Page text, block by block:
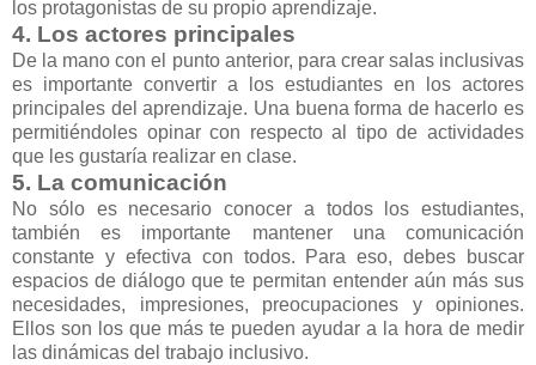
los protagonistas de su propio aprendizaje.
4. Los actores principales
De la mano con el punto anterior, para crear salas inclusivas
es importante convertir a los estudiantes en los actores
principales del aprendizaje. Una buena forma de hacerlo es
permitiéndoles opinar con respecto al tipo de actividades
que les gustaría realizar en clase.
5. La comunicación
No sólo es necesario conocer a todos los estudiantes,
también es importante mantener una comunicación
constante y efectiva con todos. Para eso, debes buscar
espacios de diálogo que te permitan entender aún más sus
necesidades, impresiones, preocupaciones y opiniones.
Ellos son los que más te pueden ayudar a la hora de medir
las dinámicas del trabajo inclusivo.